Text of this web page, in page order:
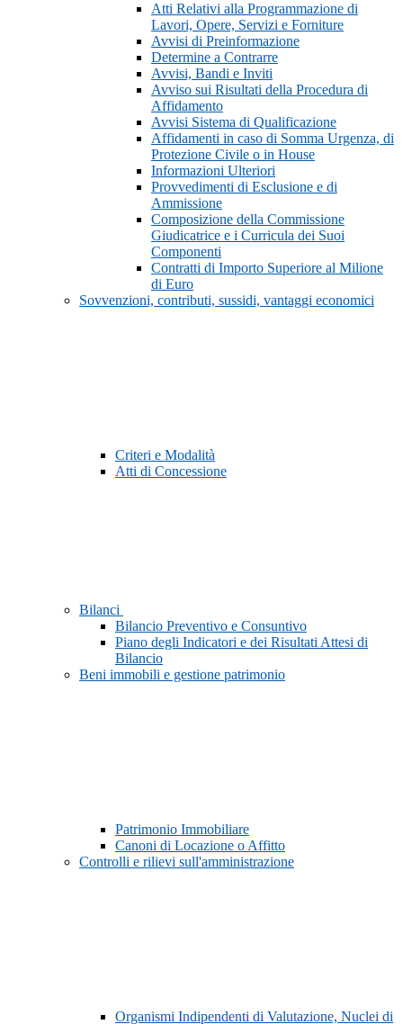
Atti Relativi alla Programmazione di
Lavori, Opere, Servizi e Forniture
Avvisi di Preinformazione
Determine a Contrarre
Avvisi, Bandi e Inviti
Avviso sui Risultati della Procedura di
Affidamento
Avvisi Sistema di Qualificazione
Affidamenti in caso di Somma Urgenza, di
Protezione Civile o in House
Informazioni Ulteriori
Provvedimenti di Esclusione e di
Ammissione
Composizione della Commissione
Giudicatrice e i Curricula dei Suoi
Componenti
Contratti di Importo Superiore al Milione
di Euro
Sovvenzioni, contributi, sussidi, vantaggi economici
Criteri e Modalità
Atti di Concessione
Bilanci
Bilancio Preventivo e Consuntivo
Piano degli Indicatori e dei Risultati Attesi di
Bilancio
Beni immobili e gestione patrimonio
Patrimonio Immobiliare
Canoni di Locazione o Affitto
Controlli e rilievi sull'amministrazione
Organismi Indipendenti di Valutazione, Nuclei di